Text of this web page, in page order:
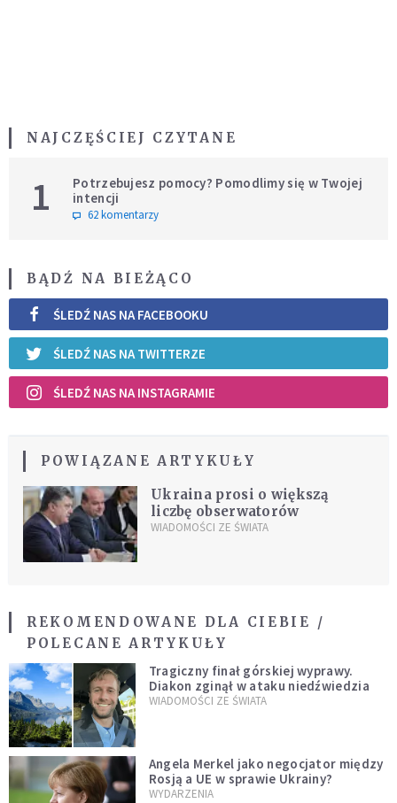
NAJCZĘŚCIEJ CZYTANE
1
Potrzebujesz pomocy? Pomodlimy się w Twojej
intencji
62 komentarzy
BĄDŹ NA BIEŻĄCO
ŚLEDŹ NAS NA FACEBOOKU
ŚLEDŹ NAS NA TWITTERZE
ŚLEDŹ NAS NA INSTAGRAMIE
POWIĄZANE ARTYKUŁY
Ukraina prosi o większą
liczbę obserwatorów
WIADOMOŚCI ZE ŚWIATA
REKOMENDOWANE DLA CIEBIE /
POLECANE ARTYKUŁY
Tragiczny finał górskiej wyprawy.
Diakon zginął w ataku niedźwiedzia
WIADOMOŚCI ZE ŚWIATA
Angela Merkel jako negocjator między
Rosją a UE w sprawie Ukrainy?
WYDARZENIA